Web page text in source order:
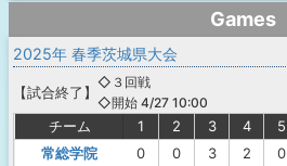
Games
2025年 春季茨城県大会
【試合終了 】
◇３回戦
◇開始 4/27 10:00
チーム 1 2 3 4 5
常総学院
0 0 3 2 0